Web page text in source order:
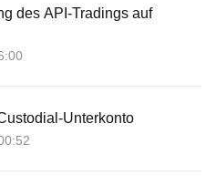
des API-Tradings auf
Unterkonto